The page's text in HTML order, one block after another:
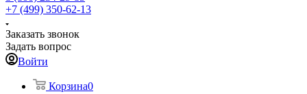
+7 (499) 350-62-13
Заказать звонок
Задать вопрос
Войти
Корзина0